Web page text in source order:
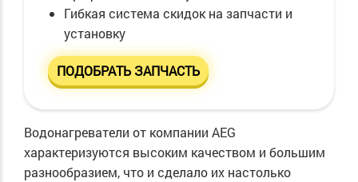
Гибкая система скидок на запчасти и
установку
ПОДОБРАТЬ ЗАПЧАСТЬ
Водонагреватели от компании AEG
характеризуются высоким качеством и большим
разнообразием, что и сделало их настолько